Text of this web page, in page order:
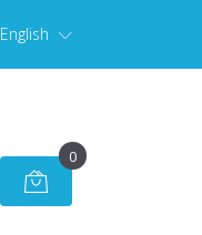
English
0